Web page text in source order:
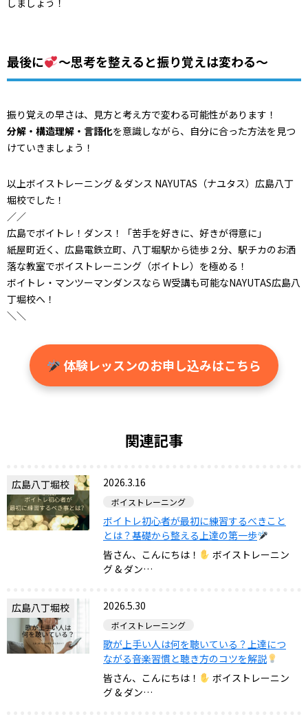
最後に ～思考を整えると振り覚えは変わる～
振り覚えの早さは、見方と考え方で変わる可能性があります！
分解・構造理解・言語化を意識しながら、 自分に合った方法を見つ
けていきましょう！
以上ボイストレーニング & ダンス NAYUTAS（ナユタス）広島八丁
堀校でした！
／／
広島でボイトレ！ダンス！「苦手を好きに、好きが得意に」
紙屋町近く、広島電鉄立町、八丁堀駅から徒歩２分、駅チカのお洒
落な教室でボイストレーニング（ボイトレ）を極める！
ボイトレ・マンツーマンダンスなら W受講も可能なNAYUTAS広島八
丁堀校へ！
＼＼
体験レッスンのお申し込みはこちら
関連記事
広島八丁堀校 2026.3.16
ボイストレーニング
ボイトレ初心者が最初に練習するべきこと
とは？基礎から整える上達の第一歩
皆さん、こんにちは！
ボイストレーニン
グ & ダン…
広島八丁堀校 2026.5.30
ボイストレーニング
歌が上手い人は何を聴いている？上達につ
ながる音楽習慣と聴き方のコツを解説
皆さん、こんにちは！
ボイストレーニン
グ & ダン…